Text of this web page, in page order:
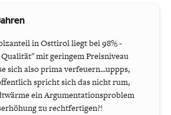
in Osttirol liegt bei 98% -
mit geringem Preisniveau
sich also prima verfeuern...uppps,
spricht sich das nicht rum,
ein Argumentationsproblem
zu rechtfertigen?!